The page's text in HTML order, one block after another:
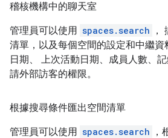
稽核機構中的聊天室
管理員可以使用 spaces.search
，
清單，以及每個空間的設定和中繼
日期、 上次活動日期、成員人數、
請外部訪客的權限。
根據搜尋條件匯出空間清單
管理員可以使用 spaces.search ，